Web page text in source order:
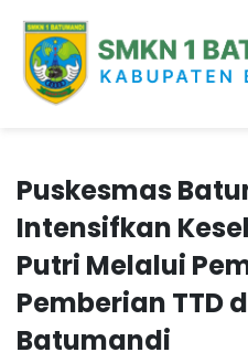
Puskesmas
Intensifkan
Putri Melalui
Pemberian TTD
Batumandi